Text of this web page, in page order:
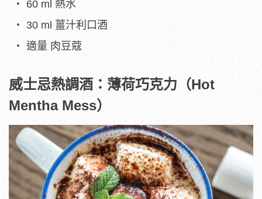
60 ml 熱水
30 ml 薑汁利口酒
適量 肉豆蔻
威士忌熱調酒：薄荷巧克力（Hot
Mentha Mess）